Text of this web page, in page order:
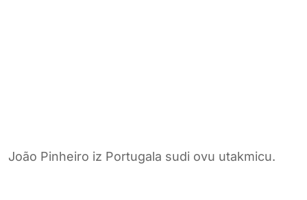
João Pinheiro iz Portugala sudi ovu utakmicu.